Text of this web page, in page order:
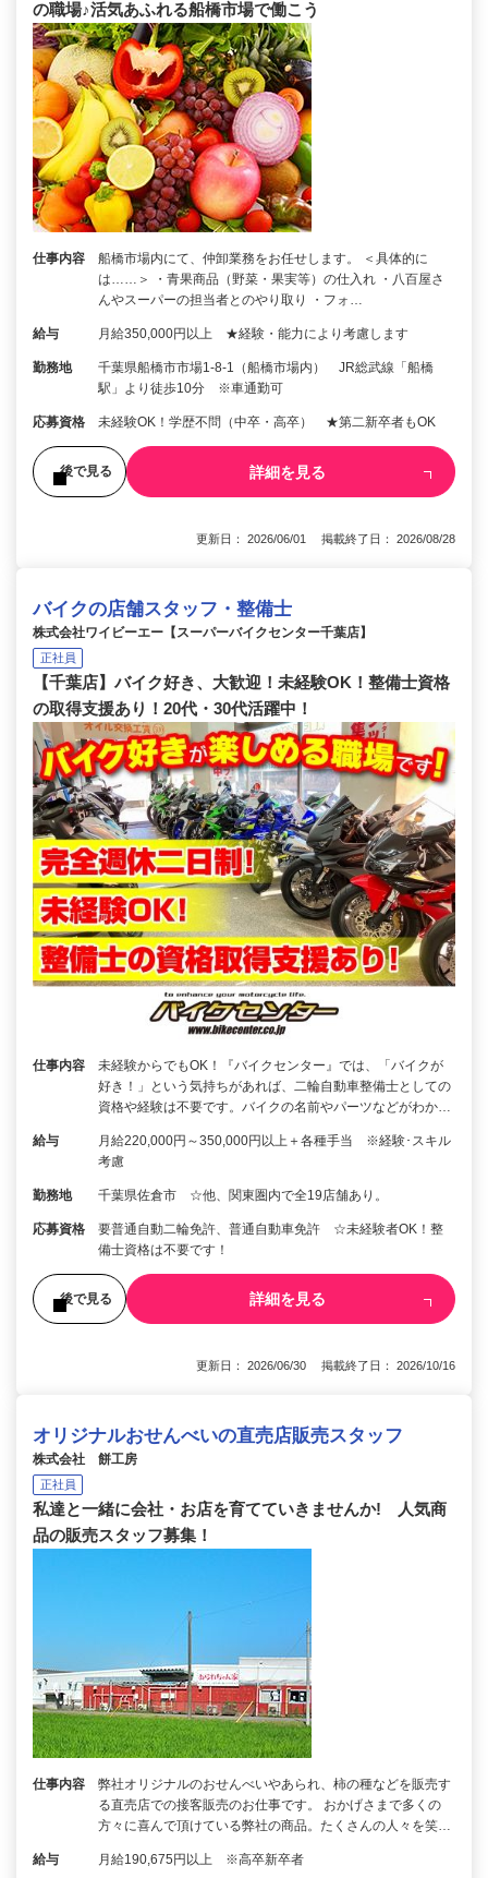
の職場♪活気あふれる船橋市場で働こう
仕事内容
船橋市場内にて、仲卸業務をお任せします。 ＜具体的に
は……＞ ・青果商品（野菜・果実等）の仕入れ ・八百屋さ
んやスーパーの担当者とのやり取り ・フォ…
給与 月給350,000円以上 ★経験・能力により考慮します
勤務地
千葉県船橋市市場1-8-1（船橋市場内） JR総武線「船橋
駅」より徒歩10分 ※車通勤可
応募資格 未経験OK！学歴不問（中卒・高卒） ★第二新卒者もOK
後で見る 詳細を見る
更新日： 2026/06/01 掲載終了日： 2026/08/28
バイクの店舗スタッフ・整備士
株式会社ワイビーエー【スーパーバイクセンター千葉店】
正社員
【千葉店】バイク好き、大歓迎！未経験OK！整備士資格
の取得支援あり！20代・30代活躍中！
仕事内容
未経験からでもOK！『バイクセンター』では、「バイクが
好き！」という気持ちがあれば、二輪自動車整備士としての
資格や経験は不要です。バイクの名前やパーツなどがわか…
給与
月給220,000円～350,000円以上＋各種手当 ※経験･スキル
考慮
勤務地 千葉県佐倉市 ☆他、関東圏内で全19店舗あり。
応募資格
要普通自動二輪免許、普通自動車免許 ☆未経験者OK！整
備士資格は不要です！
後で見る 詳細を見る
更新日： 2026/06/30 掲載終了日： 2026/10/16
オリジナルおせんべいの直売店販売スタッフ
株式会社 餅工房
正社員
私達と一緒に会社・お店を育てていきませんか! 人気商
品の販売スタッフ募集！
仕事内容
弊社オリジナルのおせんべいやあられ、柿の種などを販売す
る直売店での接客販売のお仕事です。 おかげさまで多くの
方々に喜んで頂けている弊社の商品。たくさんの人々を笑…
給与 月給190,675円以上 ※高卒新卒者